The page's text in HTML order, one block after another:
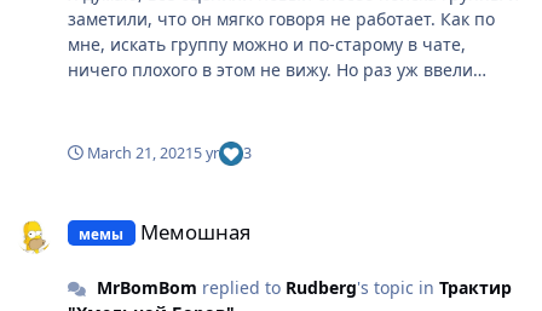
заметили, что он мягко говоря не работает. Как по
мне, искать группу можно и по-старому в чате,
ничего плохого в этом не вижу. Но раз уж ввели
пользуются именно чатом? Потому что, написав
сообщение о поиске в чат, ты можешь быть уверен,
никто не пользуется таверной? Потому что, создав
там объявление, ты можешь быть уверен, что его
своих очень важных занятий) не будут каждую минуту
March 21, 20215 yr 3
мемы Мемошная
MrBomBom replied to Rudberg's topic in Трактир